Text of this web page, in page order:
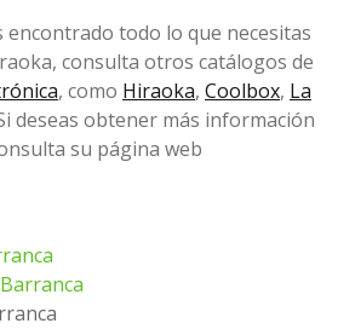
encontrado todo lo que necesitas
consulta otros catálogos de
, como Hiraoka, Coolbox, La
deseas obtener más información
su página web